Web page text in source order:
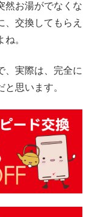
然お湯がでなくな
、交換してもらえ
。
、実際は、完全に
思います。